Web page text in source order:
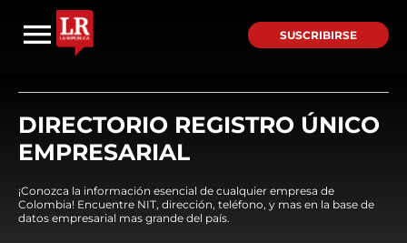
SUSCRIBIRSE
DIRECTORIO REGISTRO ÚNICO
EMPRESARIAL
¡Conozca la información esencial de cualquier empresa de
Colombia! Encuentre NIT, dirección, teléfono, y mas en la base de
datos empresarial mas grande del país.